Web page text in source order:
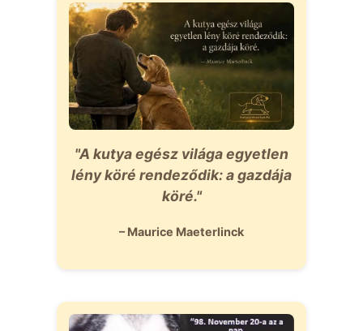
"A kutya egész világa egyetlen
lény köré rendeződik: a gazdája
köré."
– Maurice Maeterlinck